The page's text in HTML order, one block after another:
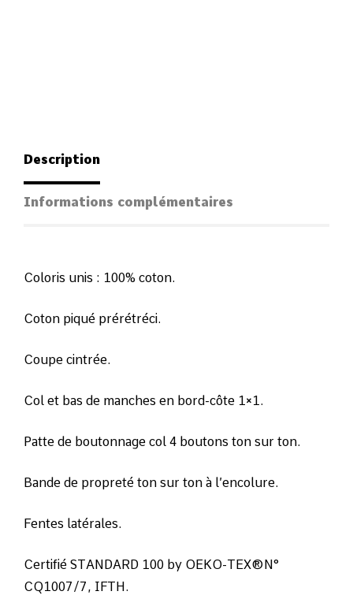
Description
Informations complémentaires
Coloris unis : 100% coton.
Coton piqué prérétréci.
Coupe cintrée.
Col et bas de manches en bord-côte 1×1.
Patte de boutonnage col 4 boutons ton sur ton.
Bande de propreté ton sur ton à l’encolure.
Fentes latérales.
Certifié STANDARD 100 by OEKO-TEX®N°
CQ1007/7, IFTH.